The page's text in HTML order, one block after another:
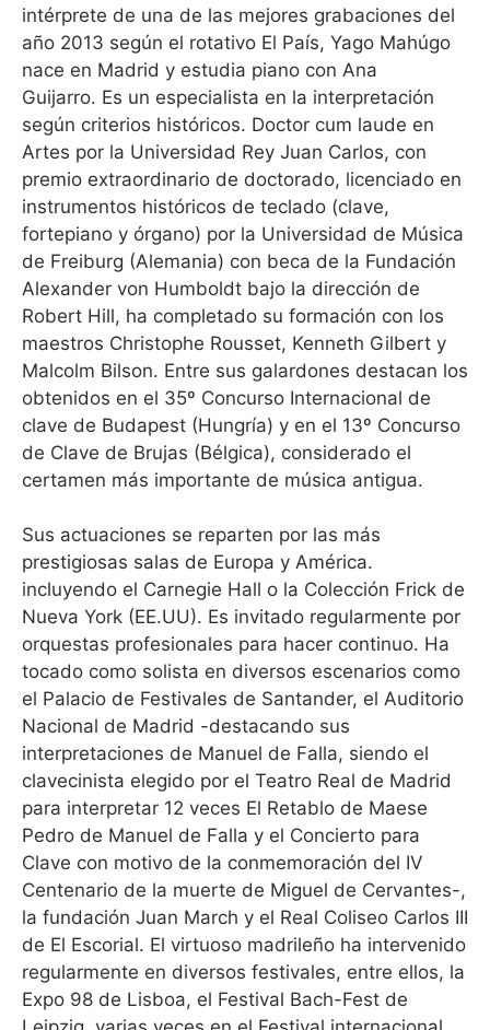
intérprete de una de las mejores grabaciones del
año 2013 según el rotativo El País, Yago Mahúgo
nace en Madrid y estudia piano con Ana
Guijarro. Es un especialista en la interpretación
según criterios históricos. Doctor cum laude en
Artes por la Universidad Rey Juan Carlos, con
premio extraordinario de doctorado, licenciado en
instrumentos históricos de teclado (clave,
fortepiano y órgano) por la Universidad de Música
de Freiburg (Alemania) con beca de la Fundación
Alexander von Humboldt bajo la dirección de
Robert Hill, ha completado su formación con los
maestros Christophe Rousset, Kenneth Gilbert y
Malcolm Bilson. Entre sus galardones destacan los
obtenidos en el 35º Concurso Internacional de
clave de Budapest (Hungría) y en el 13º Concurso
de Clave de Brujas (Bélgica), considerado el
certamen más importante de música antigua.
Sus actuaciones se reparten por las más
prestigiosas salas de Europa y América.
incluyendo el Carnegie Hall o la Colección Frick de
Nueva York (EE.UU). Es invitado regularmente por
orquestas profesionales para hacer continuo. Ha
tocado como solista en diversos escenarios como
el Palacio de Festivales de Santander, el Auditorio
Nacional de Madrid -destacando sus
interpretaciones de Manuel de Falla, siendo el
clavecinista elegido por el Teatro Real de Madrid
para interpretar 12 veces El Retablo de Maese
Pedro de Manuel de Falla y el Concierto para
Clave con motivo de la conmemoración del IV
Centenario de la muerte de Miguel de Cervantes-,
la fundación Juan March y el Real Coliseo Carlos III
de El Escorial. El virtuoso madrileño ha intervenido
regularmente en diversos festivales, entre ellos, la
Expo 98 de Lisboa, el Festival Bach-Fest de